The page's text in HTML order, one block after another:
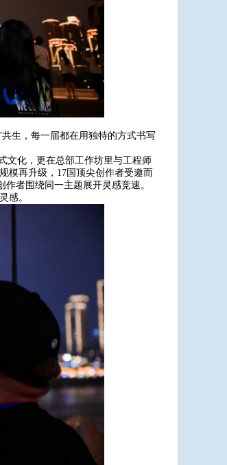
生，每一届都在用独特的方式书写
文化，更在总部工作坊里与工程师
模再升级，17国顶尖创作者受邀而
者围绕同一主题展开灵感竞速。
感。